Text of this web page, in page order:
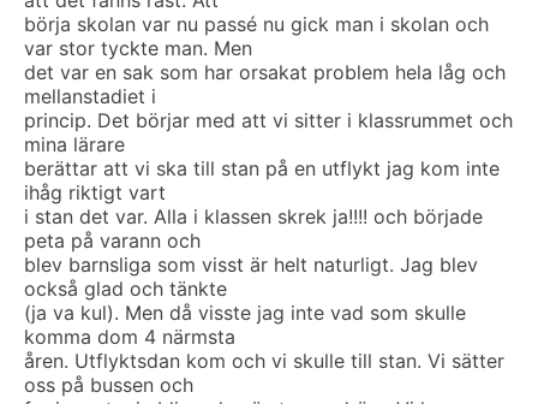
börja skolan var nu passé nu gick man i skolan och
var stor tyckte man. Men
det var en sak som har orsakat problem hela låg och
mellanstadiet i
princip. Det börjar med att vi sitter i klassrummet och
mina lärare
berättar att vi ska till stan på en utflykt jag kom inte
ihåg riktigt vart
i stan det var. Alla i klassen skrek ja!!!! och började
peta på varann och
blev barnsliga som visst är helt naturligt. Jag blev
också glad och tänkte
(ja va kul). Men då visste jag inte vad som skulle
komma dom 4 närmsta
åren. Utflyktsdan kom och vi skulle till stan. Vi sätter
oss på bussen och